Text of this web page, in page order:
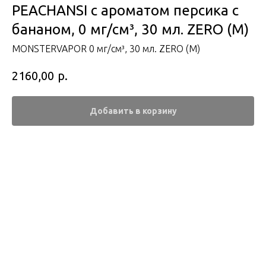
PEACHANSI с ароматом персика с
бананом, 0 мг/см³, 30 мл. ZERO (М)
MONSTERVAPOR 0 мг/см³, 30 мл. ZERO (М)
2160,00 р.
Добавить в корзину